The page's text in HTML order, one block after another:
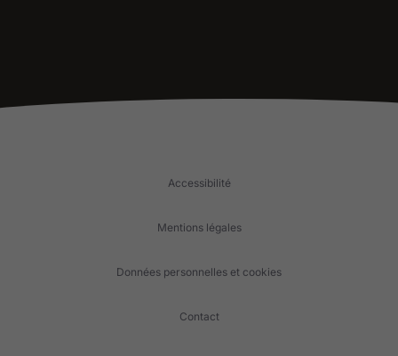
Accessibilité
Mentions légales
Données personnelles et cookies
Contact